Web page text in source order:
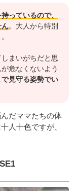
っているので、
ん。大人から特別
まいがちだと思
危なくないよう
見守る姿勢でい
だママたちの体
人十色ですが、